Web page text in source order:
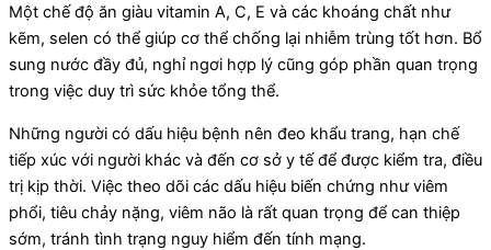
Một chế độ ăn giàu vitamin A, C, E và các khoáng chất như
kẽm, selen có thể giúp cơ thể chống lại nhiễm trùng tốt hơn. Bổ
sung nước đầy đủ, nghỉ ngơi hợp lý cũng góp phần quan trọng
trong việc duy trì sức khỏe tổng thể.
Những người có dấu hiệu bệnh nên đeo khẩu trang, hạn chế
tiếp xúc với người khác và đến cơ sở y tế để được kiểm tra, điều
trị kịp thời. Việc theo dõi các dấu hiệu biến chứng như viêm
phổi, tiêu chảy nặng, viêm não là rất quan trọng để can thiệp
sớm, tránh tình trạng nguy hiểm đến tính mạng.